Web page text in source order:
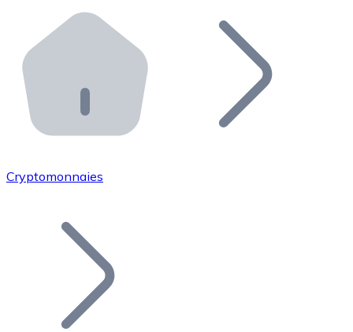
Distributeurs automatiques Bitnovo
Intégrez un ATM Bitnovo dans votre entreprise et
API Bitnovo
Intégrez notre API dans votre écosystème.
Rejoignez notre réseau de distributeurs et
Ajoutez le token de votre projet à notre service
Cryptomonnaies